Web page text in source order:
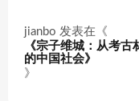
jianbo 发表在《
《宗子维城：从考
的中国社会》
》